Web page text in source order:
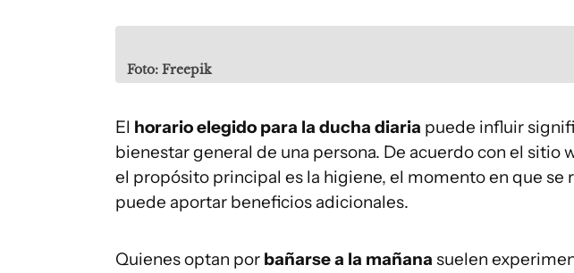
Foto: Freepik
El horario elegido para la ducha diaria puede influir
bienestar general de una persona. De acuerdo con el sitio
el propósito principal es la higiene, el momento en que se
puede aportar beneficios adicionales.
Quienes optan por bañarse a la mañana suelen